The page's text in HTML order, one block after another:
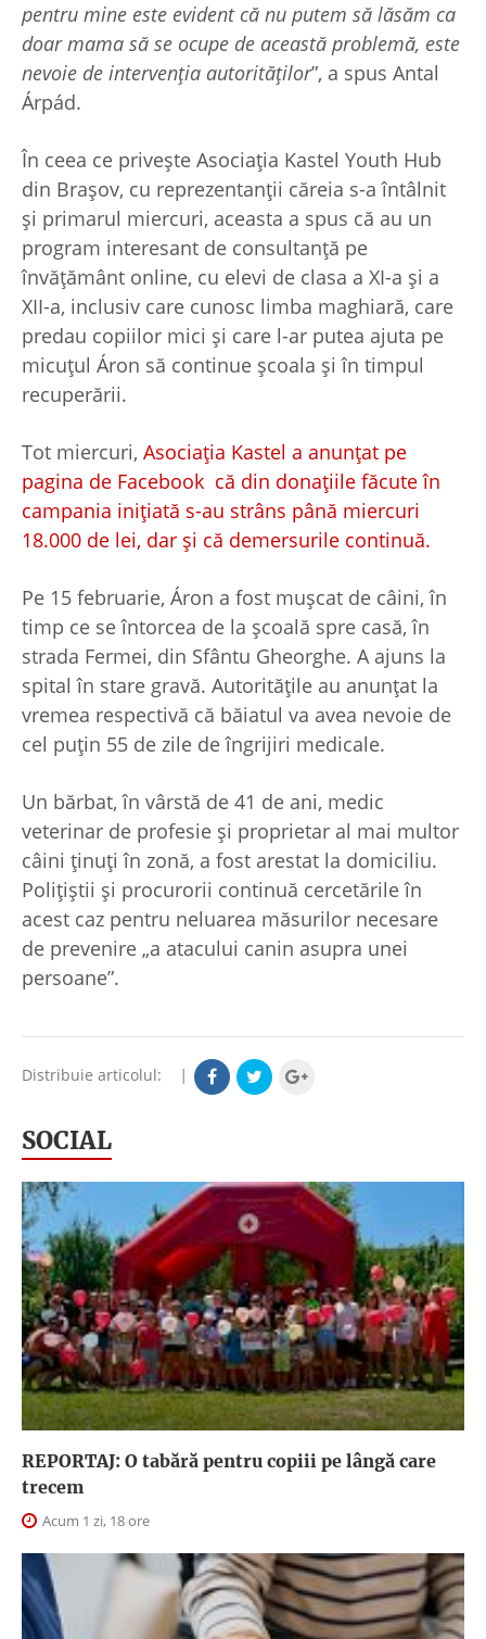
pentru mine este evident că nu putem să lăsăm ca
doar mama să se ocupe de această problemă, este
nevoie de intervenția autorităților”, a spus Antal
Árpád.
În ceea ce privește Asociația Kastel Youth Hub
din Brașov, cu reprezentanții căreia s-a întâlnit
și primarul miercuri, aceasta a spus că au un
program interesant de consultanță pe
învățământ online, cu elevi de clasa a XI-a și a
XII-a, inclusiv care cunosc limba maghiară, care
predau copiilor mici și care l-ar putea ajuta pe
micuțul Áron să continue școala și în timpul
recuperării.
Tot miercuri, Asociația Kastel a anunțat pe
pagina de Facebook că din donațiile făcute în
campania inițiată s-au strâns până miercuri
18.000 de lei, dar și că demersurile continuă.
Pe 15 februarie, Áron a fost mușcat de câini, în
timp ce se întorcea de la școală spre casă, în
strada Fermei, din Sfântu Gheorghe. A ajuns la
spital în stare gravă. Autoritățile au anunțat la
vremea respectivă că băiatul va avea nevoie de
cel puțin 55 de zile de îngrijiri medicale.
Un bărbat, în vârstă de 41 de ani, medic
veterinar de profesie și proprietar al mai multor
câini ținuți în zonă, a fost arestat la domiciliu.
Polițiștii și procurorii continuă cercetările în
acest caz pentru neluarea măsurilor necesare
de prevenire „a atacului canin asupra unei
persoane”.
Distribuie articolul: |
SOCIAL
REPORTAJ: O tabără pentru copiii pe lângă care
trecem
Acum 1 zi, 18 ore